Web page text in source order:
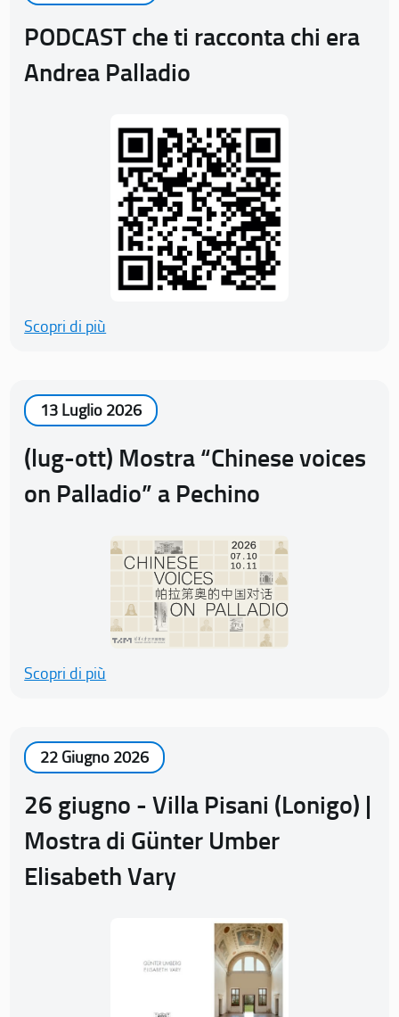
PODCAST che ti racconta chi era
Andrea Palladio
Scopri di più
13 Luglio 2026
(lug-ott) Mostra “Chinese voices
on Palladio” a Pechino
Scopri di più
22 Giugno 2026
26 giugno - Villa Pisani (Lonigo) |
Mostra di Günter Umber
Elisabeth Vary